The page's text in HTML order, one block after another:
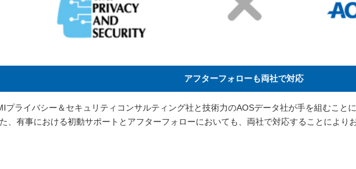
アフターフォローも両社で対応
プライバシー＆セキュリティコンサルティング社と技術力のAOSデータ社が手を組むこと
、有事における初動サポートとアフターフォローにおいても、両社で対応することにより